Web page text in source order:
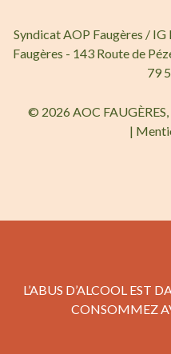
Syndicat AOP Faugères /
Faugères - 143 Route de
79
© 2026 AOC
|
L’ABUS D’ALCOOL EST
CONSOMMEZ